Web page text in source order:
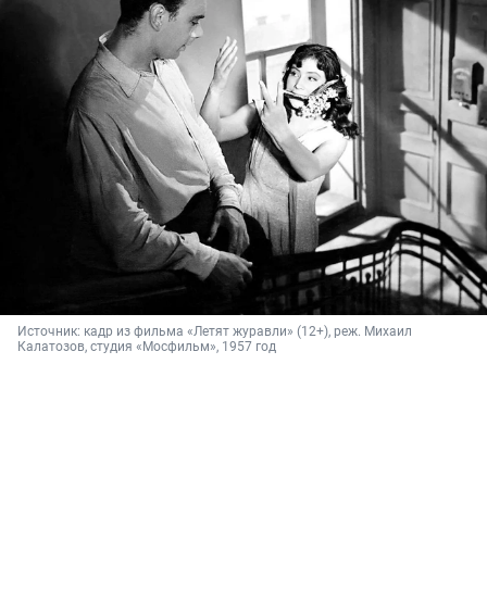
Источник: кадр из фильма «Летят журавли» (12+), реж. Михаил
Калатозов, студия «Мосфильм», 1957 год